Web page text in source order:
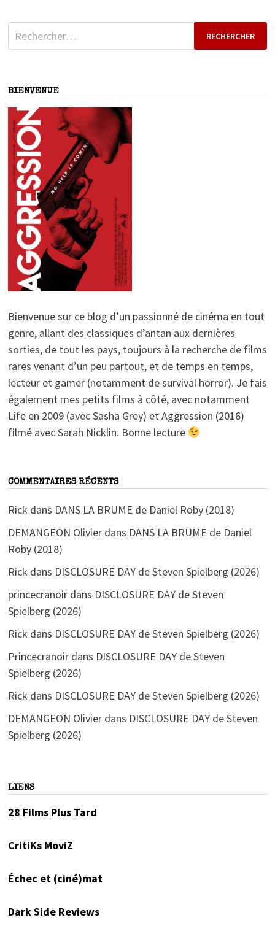
Rechercher :
BIENVENUE
Bienvenue sur ce blog d’un passionné de cinéma en tout
genre, allant des classiques d’antan aux dernières
sorties, de tout les pays, toujours à la recherche de films
rares venant d’un peu partout, et de temps en temps,
lecteur et gamer (notamment de survival horror). Je fais
également mes petits films à côté, avec notamment
Life en 2009 (avec Sasha Grey) et Aggression (2016)
filmé avec Sarah Nicklin. Bonne lecture
COMMENTAIRES RÉCENTS
Rick dans DANS LA BRUME de Daniel Roby (2018)
DEMANGEON Olivierdans DANS LA BRUME de Daniel
Roby (2018)
Rick dans DISCLOSURE DAY de Steven Spielberg (2026)
princecranoirdans DISCLOSURE DAY de Steven
Spielberg (2026)
Rick dans DISCLOSURE DAY de Steven Spielberg (2026)
Princecranoirdans DISCLOSURE DAY de Steven
Spielberg (2026)
Rick dans DISCLOSURE DAY de Steven Spielberg (2026)
DEMANGEON Olivierdans DISCLOSURE DAY de Steven
Spielberg (2026)
LIENS
28 Films Plus Tard
CritiKs MoviZ
Échec et (ciné)mat
Dark Side Reviews